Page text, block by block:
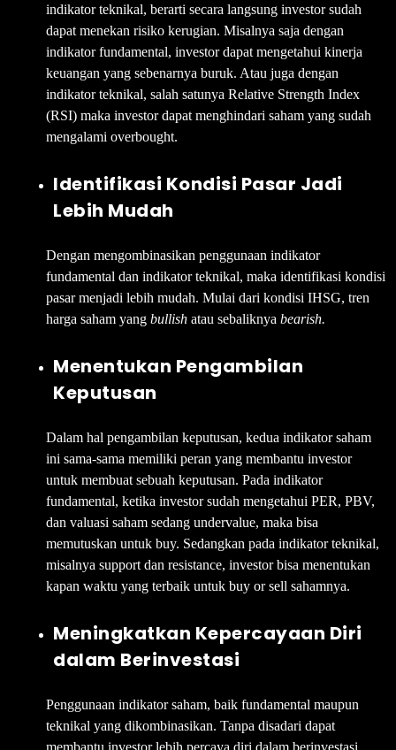
indikator teknikal, berarti secara langsung investor sudah
dapat menekan risiko kerugian. Misalnya saja dengan
indikator fundamental, investor dapat mengetahui kinerja
keuangan yang sebenarnya buruk. Atau juga dengan
indikator teknikal, salah satunya Relative Strength Index
(RSI) maka investor dapat menghindari saham yang sudah
mengalami overbought.
Identifikasi Kondisi Pasar Jadi
Lebih Mudah
Dengan mengombinasikan penggunaan indikator
fundamental dan indikator teknikal, maka identifikasi kondisi
pasar menjadi lebih mudah. Mulai dari kondisi IHSG, tren
harga saham yang bullish atau sebaliknya bearish.
Menentukan Pengambilan
Keputusan
Dalam hal pengambilan keputusan, kedua indikator saham
ini sama-sama memiliki peran yang membantu investor
untuk membuat sebuah keputusan. Pada indikator
fundamental, ketika investor sudah mengetahui PER, PBV,
dan valuasi saham sedang undervalue, maka bisa
memutuskan untuk buy. Sedangkan pada indikator teknikal,
misalnya support dan resistance, investor bisa menentukan
kapan waktu yang terbaik untuk buy or sell sahamnya.
Meningkatkan Kepercayaan Diri
dalam Berinvestasi
Penggunaan indikator saham, baik fundamental maupun
teknikal yang dikombinasikan. Tanpa disadari dapat
membantu investor lebih percaya diri dalam berinvestasi.